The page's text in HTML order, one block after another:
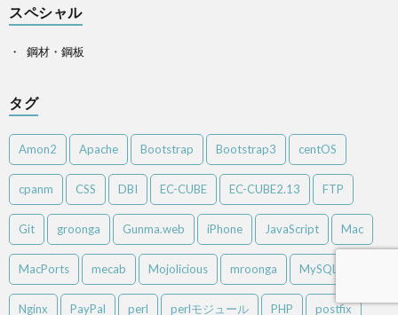
スペシャル
鋼材・鋼板
タグ
Amon2 Apache Bootstrap Bootstrap3 centOS
cpanm CSS DBI EC-CUBE EC-CUBE2.13 FTP
Git groonga Gunma.web iPhone JavaScript Mac
MacPorts mecab Mojolicious mroonga MySQL
Nginx PayPal perl perlモジュール PHP postfix